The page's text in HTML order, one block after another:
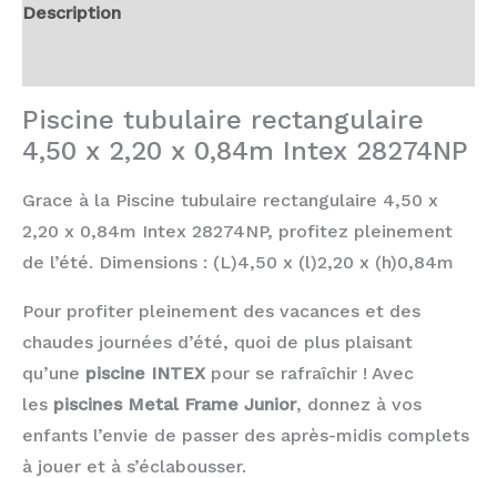
Description
Piscine tubulaire rectangulaire
4,50 x 2,20 x 0,84m Intex 28274NP
Grace à la Piscine tubulaire rectangulaire 4,50 x
2,20 x 0,84m Intex 28274NP, profitez pleinement
de l’été. Dimensions : (L)4,50 x (l)2,20 x (h)0,84m
Pour profiter pleinement des vacances et des
chaudes journées d’été, quoi de plus plaisant
qu’une piscine INTEX pour se rafraîchir ! Avec
les piscines Metal Frame Junior, donnez à vos
enfants l’envie de passer des après-midis complets
à jouer et à s’éclabousser.